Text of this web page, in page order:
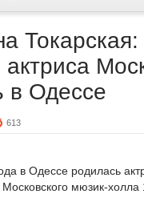
актриса
в Одессе
613
в Одессе родилась
мюзик-холла